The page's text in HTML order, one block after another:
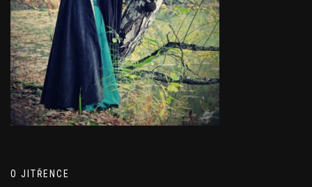
O JITŘENCE